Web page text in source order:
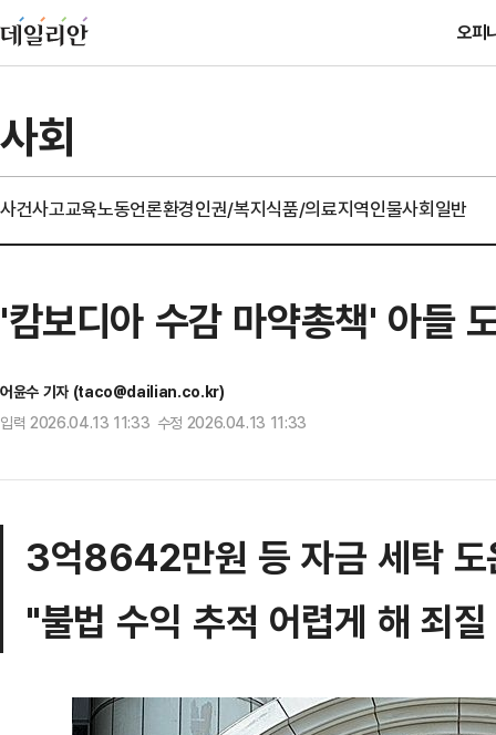
오피
사회
사건사고교육노동언론환경인권/복지식품/의료지역인물사회일반
'캄보디아 수감 마약총책' 아들
어윤수 기자 (taco@dailian.co.kr)
입력 2026.04.13 11:33 수정 2026.04.13 11:33
3억8642만원 등 자금 세탁 도
"불법 수익 추적 어렵게 해 죄